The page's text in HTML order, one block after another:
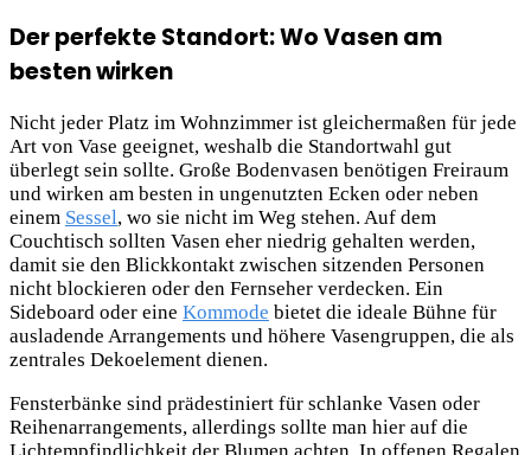
Der perfekte Standort: Wo Vasen am
besten wirken
Nicht jeder Platz im Wohnzimmer ist gleichermaßen für jede
Art von Vase geeignet, weshalb die Standortwahl gut
überlegt sein sollte. Große Bodenvasen benötigen Freiraum
und wirken am besten in ungenutzten Ecken oder neben
einem Sessel, wo sie nicht im Weg stehen. Auf dem
Couchtisch sollten Vasen eher niedrig gehalten werden,
damit sie den Blickkontakt zwischen sitzenden Personen
nicht blockieren oder den Fernseher verdecken. Ein
Sideboard oder eine Kommode bietet die ideale Bühne für
ausladende Arrangements und höhere Vasengruppen, die als
zentrales Dekoelement dienen.
Fensterbänke sind prädestiniert für schlanke Vasen oder
Reihenarrangements, allerdings sollte man hier auf die